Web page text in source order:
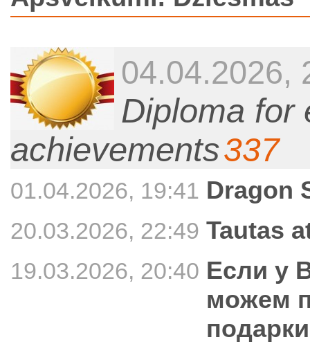
04.04.2026,
Diploma for
achievements337
01.04.2026, 19:41 Dragon
20.03.2026, 22:49 Tautas
19.03.2026, 20:40 Если у
можем
подарки